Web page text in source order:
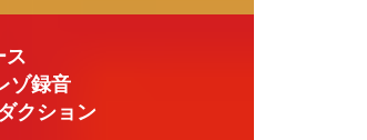
ス
ゾ録音
クション